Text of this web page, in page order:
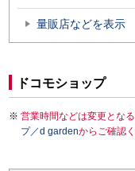
量販店などを表示
ドコモショップ
営業時間などは変更とな
プ／d gardenからご確認く